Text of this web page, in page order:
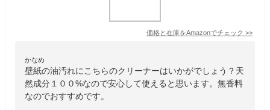
価格と在庫をAmazonでチェック >>
かなめ
壁紙の油汚れにこちらのクリーナーはいかがでしょう？天
然成分１００%なので安心して使えると思います。無香料
なのでおすすめです。